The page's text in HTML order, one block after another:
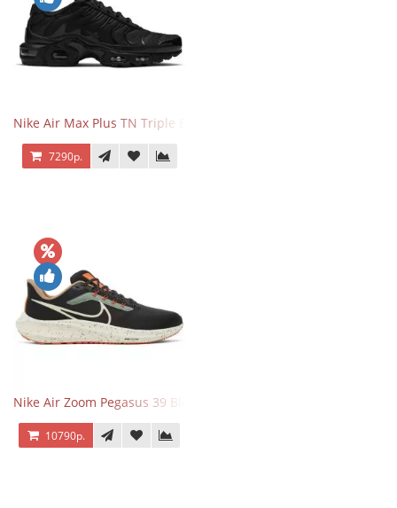
Nike Air Max Plus TN Triple Black
7290р.
Nike Air Zoom Pegasus 39 Black White Orange
10790р.